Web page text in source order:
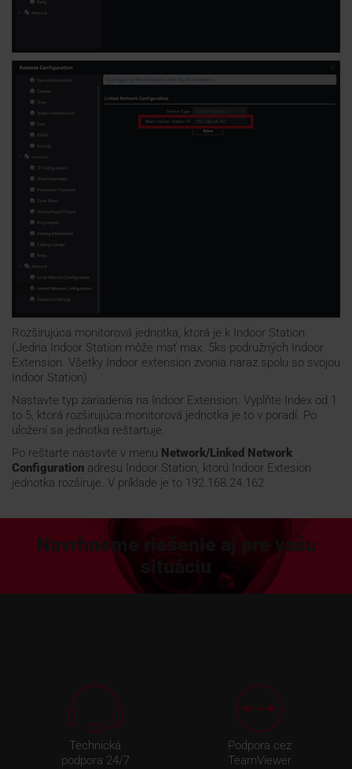
Rozširujúca monitorová jednotka, ktorá je k Indoor Station
(Jedna Indoor Station môže mať max. 5ks podružných Indoor
Extension. Všetky Indoor extension zvonia naraz spolu so svojou
Indoor Station)
Nastavte typ zariadenia na Indoor Extension. Vyplňte Index od 1
to 5, ktorá rozširujúca monitorová jednotka je to v poradí. Po
uložení sa jednotka reštartuje.
Po reštarte nastavte v menu Network/Linked Network
Configuration adresu Indoor Station, ktorú Indoor Extesion
jednotka rozširuje. V príklade je to 192.168.24.162
Navrhneme riešenie aj pre vašu
Technická
podpora 24/7
Podpora cez
TeamViewer